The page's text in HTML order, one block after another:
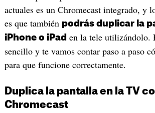
actuales es un Chromecast integrado, y
es que también podrás duplicar la
iPhone o iPad en la tele utilizándolo.
sencillo y te vamos contar paso a paso
para que funcione correctamente.
Duplica la pantalla en la TV
Chromecast